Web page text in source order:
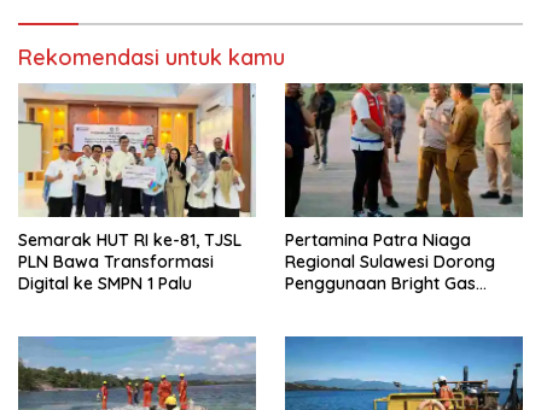
n
e
a
y
a
n
g
b
a
u
)
j
n
e
l
a
y
a
n
g
b
a
r
u
)
Rekomendasi untuk kamu
Semarak HUT RI ke-81, TJSL
PLN Bawa Transformasi
Digital ke SMPN 1 Palu
Pertamina Patra Niaga
Regional Sulawesi Dorong
Penggunaan Bright Gas